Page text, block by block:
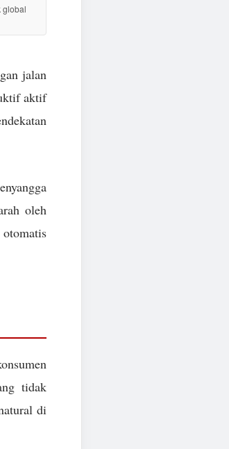
global
jalan
aktif
oleh
tidak
di